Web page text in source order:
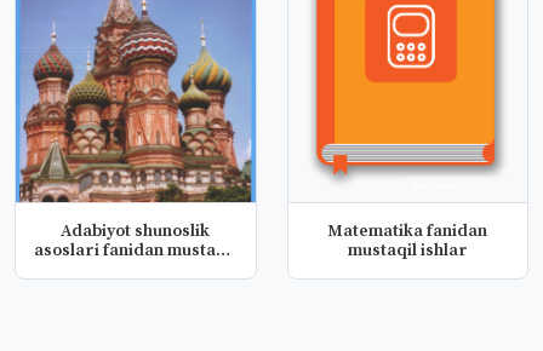
Adabiyot shunoslik
asoslari fanidan mustaqil
Matematika fanidan
mustaqil ishlar